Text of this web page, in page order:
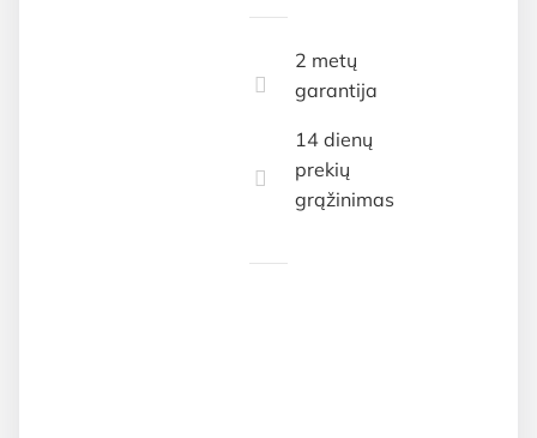
2 metų
garantija
14 dienų
prekių
grąžinimas